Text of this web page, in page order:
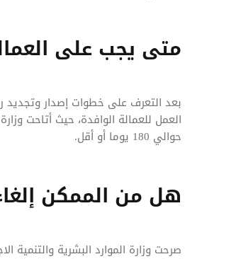
متى يجب على
بعد التعرف على خطوات إصدار
العمل للعمالة الوافدة، حيث أتاحت
حوالي 180 يوما أو أقل.
هل من الممكن
صرحت وزارة الموارد البشرية والتنمية